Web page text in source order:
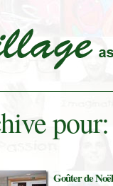
Goûter de Noël